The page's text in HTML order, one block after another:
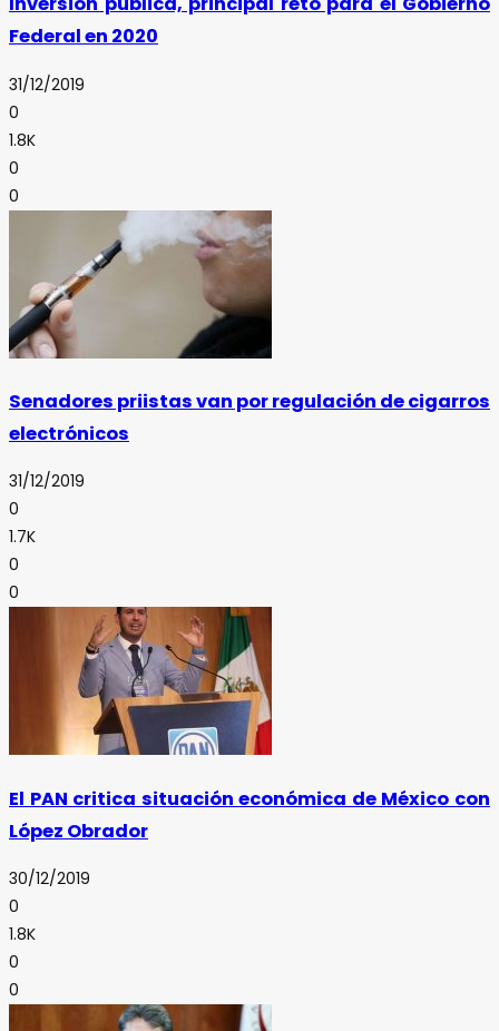
Federal en 2020
31/12/2019
0
1.8K
0
0
Senadores priistas van por regulación de cigarros
electrónicos
31/12/2019
0
1.7K
0
0
El PAN critica situación económica de México con
López Obrador
30/12/2019
0
1.8K
0
0